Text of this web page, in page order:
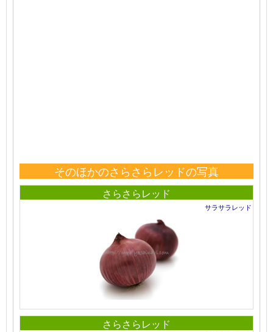
そのほかのさらさらレッドの写真
さらさらレッド
サラサラレッド
さらさらレッド